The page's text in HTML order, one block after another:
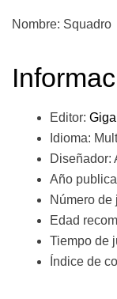
Nombre: Squadro
Editor:
Idioma:
Diseñador:
Año
Número de
Edad
Tiempo de
Índice de